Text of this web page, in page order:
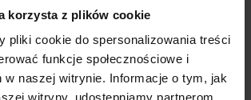
korzysta z plików cookie
pliki cookie do spersonalizowania treści
funkcje społecznościowe i
w naszej witrynie. Informacje o tym, jak
witryny, udostępniamy partnerom